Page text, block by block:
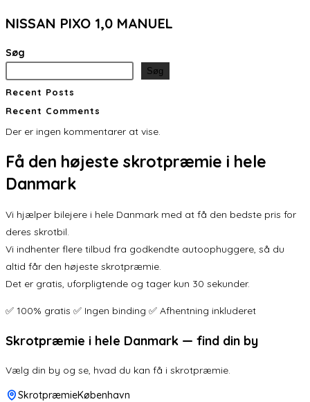
NISSAN PIXO 1,0 MANUEL
Søg
Søg
Recent Posts
Recent Comments
Der er ingen kommentarer at vise.
Få den højeste skrotpræmie i hele
Danmark
Vi hjælper bilejere i hele Danmark med at få den bedste pris for
deres skrotbil.
Vi indhenter flere tilbud fra godkendte autoophuggere, så du
altid får den højeste skrotpræmie.
Det er gratis, uforpligtende og tager kun 30 sekunder.
✅ 100% gratis ✅ Ingen binding ✅ Afhentning inkluderet
Skrotpræmie i hele Danmark — find din by
Vælg din by og se, hvad du kan få i skrotpræmie.
SkrotpræmieKøbenhavn